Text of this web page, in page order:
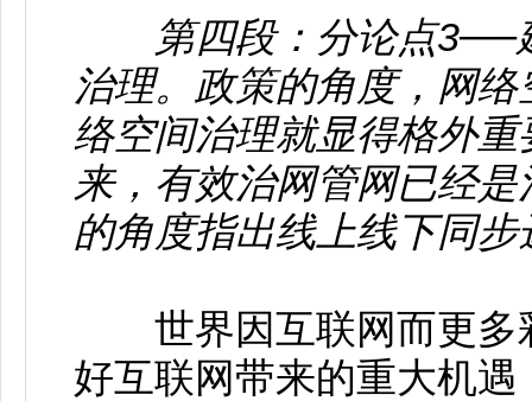
第四段：分论点3──
治理。政策的角度，网
络空间治理就显得格外
来，有效治网管网已经
的角度指出线上线下同
世界因互联网而更多
好互联网带来的重大机